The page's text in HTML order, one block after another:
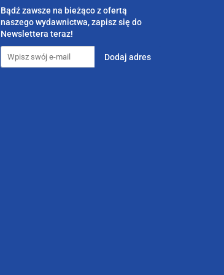
Bądź zawsze na bieżąco z ofertą
naszego wydawnictwa, zapisz się do
Newslettera teraz!